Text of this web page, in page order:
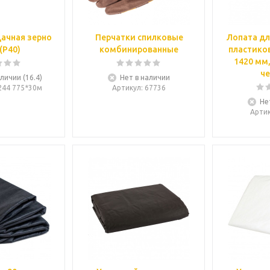
зерно
(16.4)
775*30м
Перчатки спилковые
комбинированные
Нет в наличии
Артикул: 67736
Лопата
1420